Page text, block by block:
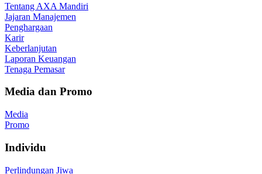
Tentang AXA Mandiri
Jajaran Manajemen
Penghargaan
Karir
Keberlanjutan
Laporan Keuangan
Tenaga Pemasar
Media dan Promo
Media
Promo
Individu
Perlindungan Jiwa